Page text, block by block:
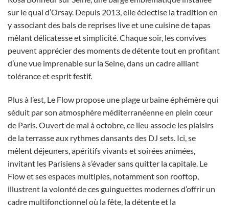
sur le quai d’Orsay. Depuis 2013, elle éclectise la tradition en
y associant des bals de reprises live et une cuisine de tapas
mêlant délicatesse et simplicité. Chaque soir, les convives
peuvent apprécier des moments de détente tout en profitant
d’une vue imprenable sur la Seine, dans un cadre alliant
tolérance et esprit festif.
Plus à l’est, Le Flow propose une plage urbaine éphémère qui
séduit par son atmosphère méditerranéenne en plein cœur
de Paris. Ouvert de mai à octobre, ce lieu associe les plaisirs
de la terrasse aux rythmes dansants des DJ sets. Ici, se
mêlent déjeuners, apéritifs vivants et soirées animées,
invitant les Parisiens à s’évader sans quitter la capitale. Le
Flow et ses espaces multiples, notamment son rooftop,
illustrent la volonté de ces guinguettes modernes d’offrir un
cadre multifonctionnel où la fête, la détente et la